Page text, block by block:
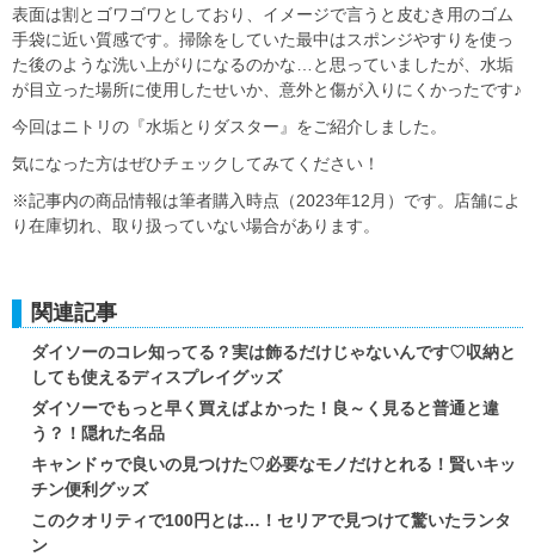
表面は割とゴワゴワとしており、イメージで言うと皮むき用のゴム
手袋に近い質感です。掃除をしていた最中はスポンジやすりを使っ
た後のような洗い上がりになるのかな…と思っていましたが、水垢
が目立った場所に使用したせいか、意外と傷が入りにくかったです♪
今回はニトリの『水垢とりダスター』をご紹介しました。
気になった方はぜひチェックしてみてください！
※記事内の商品情報は筆者購入時点（2023年12月）です。店舗によ
り在庫切れ、取り扱っていない場合があります。
関連記事
ダイソーのコレ知ってる？実は飾るだけじゃないんです♡収納と
しても使えるディスプレイグッズ
ダイソーでもっと早く買えばよかった！良～く見ると普通と違
う？！隠れた名品
キャンドゥで良いの見つけた♡必要なモノだけとれる！賢いキッ
チン便利グッズ
このクオリティで100円とは…！セリアで見つけて驚いたランタ
ン